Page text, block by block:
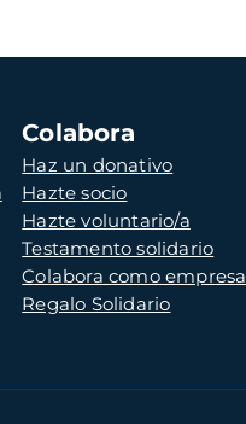
Colabora
Haz un donativo
Hazte socio
Hazte voluntario/a
Testamento solidario
Colabora como empresa
Regalo Solidario